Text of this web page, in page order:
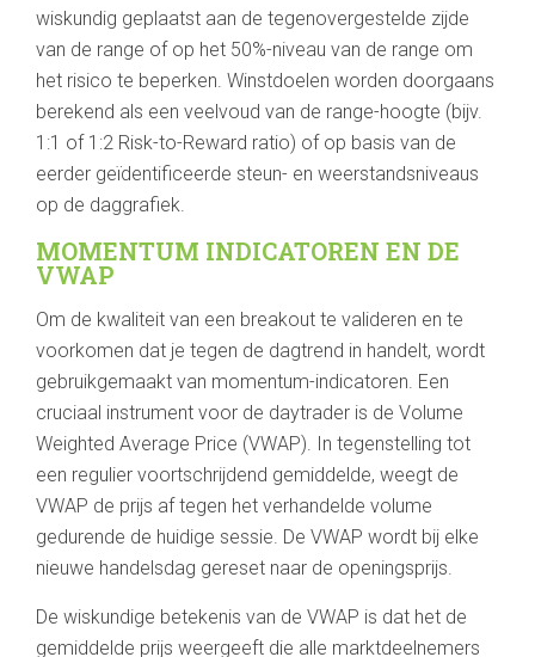
wiskundig geplaatst aan de tegenovergestelde zijde
van de range of op het 50%-niveau van de range om
het risico te beperken. Winstdoelen worden doorgaans
berekend als een veelvoud van de range-hoogte (bijv.
1:1 of 1:2 Risk-to-Reward ratio) of op basis van de
eerder geïdentificeerde steun- en weerstandsniveaus
op de daggrafiek.
MOMENTUM INDICATOREN EN DE
VWAP
Om de kwaliteit van een breakout te valideren en te
voorkomen dat je tegen de dagtrend in handelt, wordt
gebruikgemaakt van momentum-indicatoren. Een
cruciaal instrument voor de daytrader is de Volume
Weighted Average Price (VWAP). In tegenstelling tot
een regulier voortschrijdend gemiddelde, weegt de
VWAP de prijs af tegen het verhandelde volume
gedurende de huidige sessie. De VWAP wordt bij elke
nieuwe handelsdag gereset naar de openingsprijs.
De wiskundige betekenis van de VWAP is dat het de
gemiddelde prijs weergeeft die alle marktdeelnemers